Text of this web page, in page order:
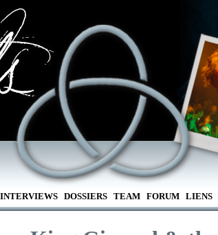
INTERVIEWS DOSSIERS TEAM FORUM LIENS